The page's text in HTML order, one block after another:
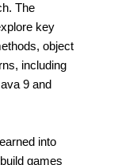
The
key
object
including
9 and
into
games